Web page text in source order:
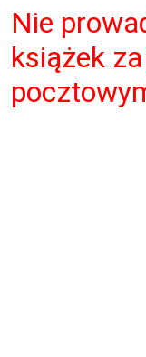
Nie
książek